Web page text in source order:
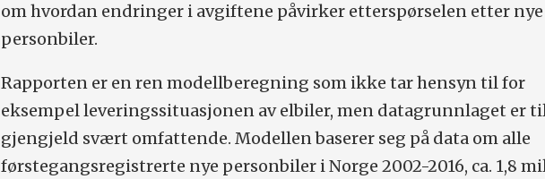
om hvordan endringer i avgiftene påvirker etterspørselen etter nye
personbiler.
Rapporten er en ren modellberegning som ikke tar hensyn til for
eksempel leveringssituasjonen av elbiler, men datagrunnlaget er
gjengjeld svært omfattende. Modellen baserer seg på data om alle
førstegangsregistrerte nye personbiler i Norge 2002-2016, ca. 1,8